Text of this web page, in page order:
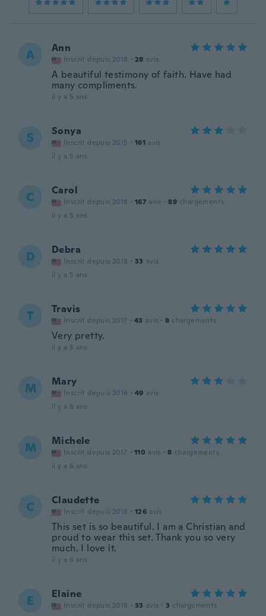
A Ann
Inscrit depuis 2018 · 28 avis
A beautiful testimony of faith. Have had
many compliments.
il y a 5 ans
S Sonya
Inscrit depuis 2015 · 161 avis
il y a 5 ans
C Carol
Inscrit depuis 2018 · 167 avis · 89 chargements
il y a 5 ans
D Debra
Inscrit depuis 2018 · 33 avis
il y a 5 ans
T Travis
Inscrit depuis 2017 · 43 avis · 8 chargements
Very pretty.
il y a 5 ans
M Mary
Inscrit depuis 2016 · 49 avis
il y a 6 ans
M Michele
Inscrit depuis 2017 · 110 avis · 8 chargements
il y a 6 ans
C Claudette
Inscrit depuis 2018 · 126 avis
This set is so beautiful. I am a Christian and
proud to wear this set. Thank you so very
much. I love it.
il y a 6 ans
E Elaine
Inscrit depuis 2018 · 33 avis · 3 chargements